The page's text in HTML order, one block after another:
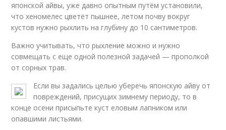
японской айвы, уже давно опытным путём установили,
что хеномелес цветёт пышнее, летом почву вокруг
кустов нужно рыхлить на глубину до 10 сантиметров.
Важно учитывать, что рыхление можно и нужно
совмещать с еще одной полезной задачей — прополкой
от сорных трав.
Если вы задались целью уберечь японскую айву от
повреждений, присущих зимнему периоду, то в
конце осени присыпьте куст еловым лапником или
опавшими листьями.